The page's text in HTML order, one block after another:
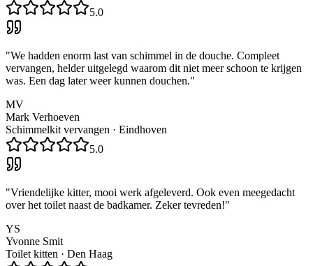
5.0
"We hadden enorm last van schimmel in de douche. Compleet
vervangen, helder uitgelegd waarom dit niet meer schoon te krijgen
was. Een dag later weer kunnen douchen."
MV
Mark Verhoeven
Schimmelkit vervangen · Eindhoven
5.0
"Vriendelijke kitter, mooi werk afgeleverd. Ook even meegedacht
over het toilet naast de badkamer. Zeker tevreden!"
YS
Yvonne Smit
Toilet kitten · Den Haag